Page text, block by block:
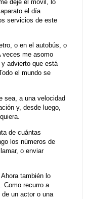
dejé el móvil, lo
el día
servicios de este
o en el autobús, o
veces me asomo
advierto que está
el mundo se
sea, a una velocidad
y, desde luego,
de cuántas
los números de
o enviar
también lo
Como recurro a
un actor o una